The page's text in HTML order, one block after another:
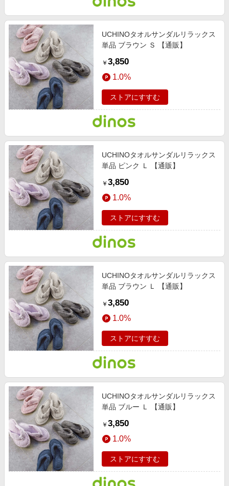
UCHINOタオルサンダルリラックス
単品 ブラウン Ｓ 【通販】
￥ 3,850
1.0%
ストアにすすむ
UCHINOタオルサンダルリラックス
単品 ピンク Ｌ 【通販】
￥ 3,850
1.0%
ストアにすすむ
UCHINOタオルサンダルリラックス
単品 ブラウン Ｌ 【通販】
￥ 3,850
1.0%
ストアにすすむ
UCHINOタオルサンダルリラックス
単品 ブルー Ｌ 【通販】
￥ 3,850
1.0%
ストアにすすむ